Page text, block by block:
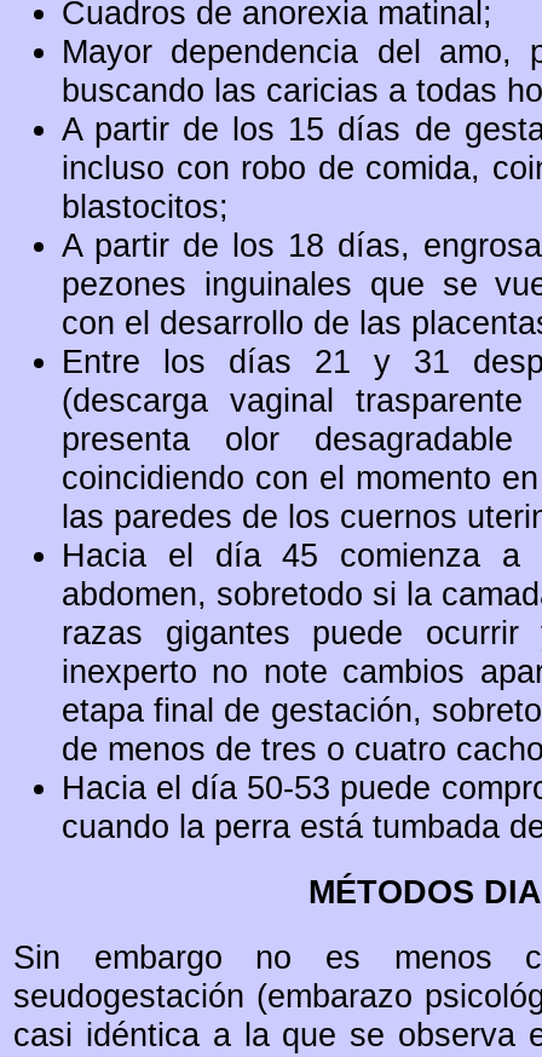
Cuadros de anorexia matinal;
Mayor dependencia del amo,
buscando las caricias a todas
A partir de los 15 días de
incluso con robo de comida,
blastocitos;
A partir de los 18 días,
pezones inguinales que se
con el desarrollo de las
Entre los días 21 y 31
(descarga vaginal
presenta olor
coincidiendo con el momento
las paredes de los cuernos
Hacia el día 45 comienza a
abdomen, sobretodo si la
razas gigantes puede
inexperto no note cambios
etapa final de gestación,
de menos de tres o cuatro
Hacia el día 50-53 puede
cuando la perra está tumbada
MÉTODOS
Sin embargo no es menos
seudogestación (embarazo
casi idéntica a la que se observa